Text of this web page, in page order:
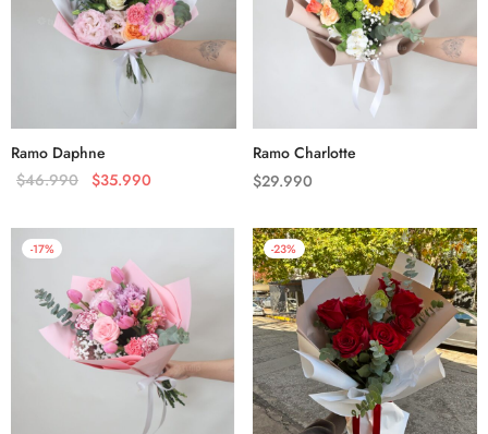
Ramo Daphne
$46.990 $35.990
Ramo Charlotte
$29.990
-17% -23%